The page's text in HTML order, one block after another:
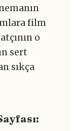
film
o
sert
sıkça